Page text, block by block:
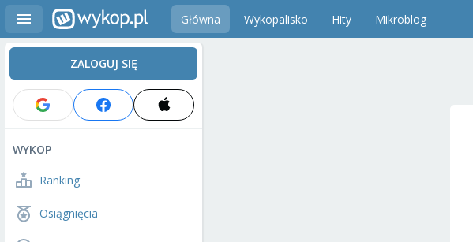
Główna Wykopalisko Hity Mikroblog
ZALOGUJ SIĘ
WYKOP
Ranking
Osiągnięcia